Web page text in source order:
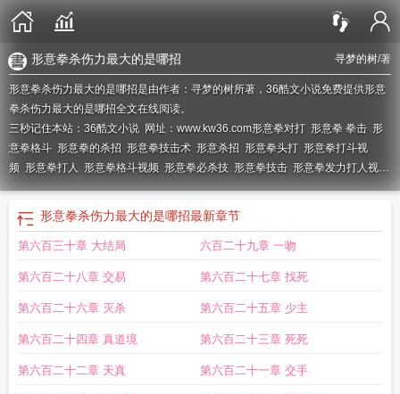
寻梦的树/著
形意拳杀伤力最大的是哪招
形意拳杀伤力最大的是哪招是由作者：寻梦的树所著，36酷文小说免费提供形意
拳杀伤力最大的是哪招全文在线阅读。
三秒记住本站：36酷文小说 网址：www.kw36.com形意拳对打 形意拳 拳击 形
意拳格斗 形意拳的杀招 形意拳技击术 形意杀招 形意拳头打 形意拳打斗视
频 形意拳打人 形意拳格斗视频 形意拳必杀技 形意拳技击 形意拳发力打人视
频形意拳高手一拳打死人形意拳术形意拳一拳打死人形意杀拳寻梦的树形意
形意拳打架视频 形意拳技击歌诀 形意拳杀伤力最大的是哪招
打死人吗
ko形意拳杀伤力电影形意拳 形意拳的杀招是什么形意拳的杀伤力
形意拳杀伤力最大的是哪招最新章节
第六百三十章 大结局 六百二十九章 一吻
第六百二十八章 交易 第六百二十七章 找死
第六百二十六章 灭杀 第六百二十五章 少主
第六百二十四章 真道境 第六百二十三章 死死
第六百二十二章 天真 第六百二十一章 交手